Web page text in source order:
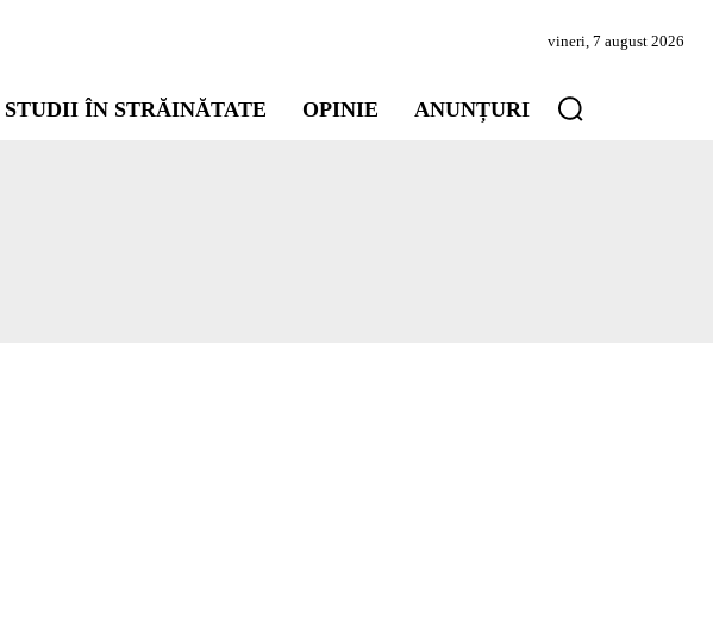
vineri, 7 august 2026
STUDII ÎN STRĂINĂTATE OPINIE ANUNȚURI